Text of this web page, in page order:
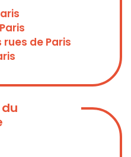
de Paris